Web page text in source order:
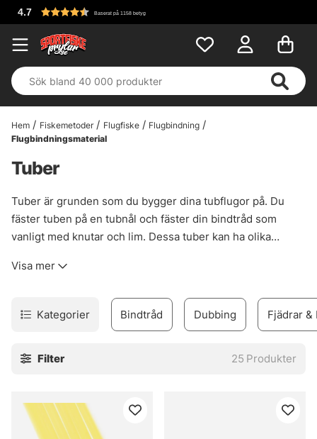
Hem Fiskemetoder Flugfiske
Flugbindning
Flugbindningsmaterial
Tuber
Tuber är grunden som du bygger dina tubflugor på. Du
fäster tuben på en tubnål och fäster din bindtråd som
vanligt med knutar och lim. Dessa tuber kan ha olika
tuber vi tror mest på och som lockar dig som vill binda
tub.
Visa mer
Kategorier Bindtråd Dubbing Fjädrar &
Filter 25 Produkter